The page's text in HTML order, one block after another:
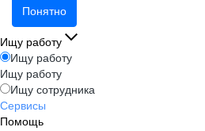
Понятно
Ищу работу
Ищу работу
Ищу работу
Ищу сотрудника
Сервисы
Помощь